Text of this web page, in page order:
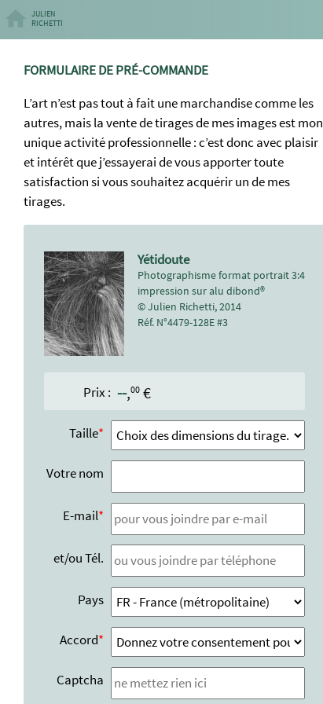
FORMULAIRE DE PRÉ-COMMANDE
L’art n’est pas tout à fait une marchandise comme les
autres, mais la vente de tirages de mes images est mon
unique activité professionnelle : c’est donc avec plaisir
et intérêt que j’essayerai de vous apporter toute
satisfaction si vous souhaitez acquérir un de mes
tirages.
Yétidoute
Photographisme format portrait 3:4
impression sur alu dibond®
© Julien Richetti, 2014
Réf. N°4479-128E #3
Prix : --,00 €
Taille
Votre nom
E-mail
et/ou Tél.
Pays
Accord
Captcha
JULIEN
RICHETTI